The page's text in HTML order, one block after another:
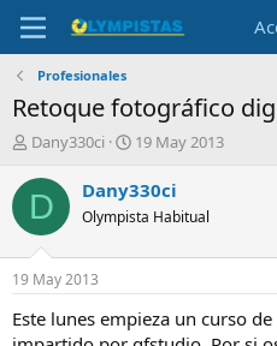
Profesionales
Retoque fotográfico
I
i
a
d
o
r
Dany330ci
F
c
a
i
n
19 May 2013
D Dany330ci
Olympista Habitual
19 May 2013
Este lunes empieza un curso